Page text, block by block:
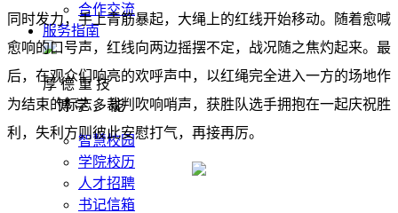
合作交流
服务指南
厚 德 重 技
博 学 多 能
智慧校园
学院校历
人才招聘
书记信箱
同时发力，手上青筋暴起，大绳上的红线开始移动。随着愈喊
愈响的口号声，红线向两边摇摆不定，战况随之焦灼起来。最
后，在观众们响亮的欢呼声中，以红绳完全进入一方的场地作
为结束的标志，裁判吹响哨声，获胜队选手拥抱在一起庆祝胜
利，失利方则彼此安慰打气，再接再厉。